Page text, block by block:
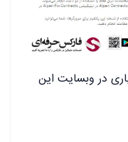
در وبسایت این